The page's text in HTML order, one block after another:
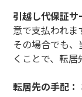
引越し代保証サ
意で支払われま
その場合でも
くことで、転居
転居先の手配：